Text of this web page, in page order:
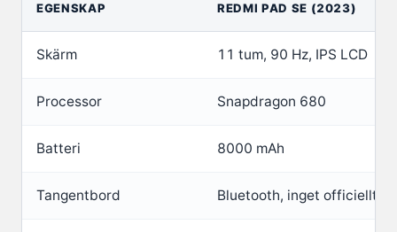
EGENSKAP REDMI PAD SE (2023)
Skärm 11 tum, 90 Hz, IPS LCD
Processor Snapdragon 680
Batteri 8000 mAh
Tangentbord Bluetooth, inget officiellt